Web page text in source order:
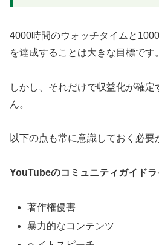
4000時間のウォッチタイムと
を達成することは大きな目標です。
しかし、それだけで収益化が確
ん。
以下の点も常に意識しておく必要
YouTubeのコミュニティガイドラ
著作権侵害
暴力的なコンテンツ